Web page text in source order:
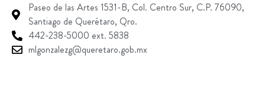
Paseo de las Artes 1531-B, Col. Centro Sur, C.P. 76090,
Santiago de Querétaro, Qro.
442-238-5000 ext. 5838
mlgonzalezg@queretaro.gob.mx